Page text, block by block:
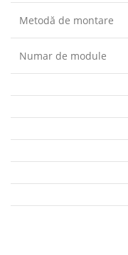
Metodă de montare
Numar de module